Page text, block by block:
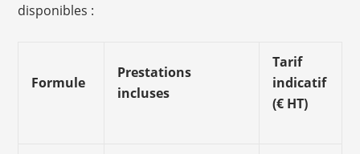
disponibles :
Formule
Prestations
incluses
Tarif
indicatif
(€ HT)